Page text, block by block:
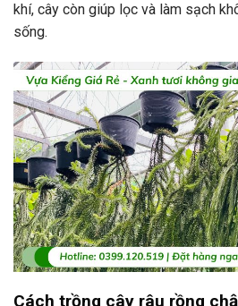
khí, cây còn giúp lọc và làm sạch
sống.
Cách trồng cây râu rồng